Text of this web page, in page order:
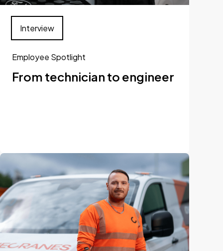
Employee Spotlight
From technician to engineer
Interview